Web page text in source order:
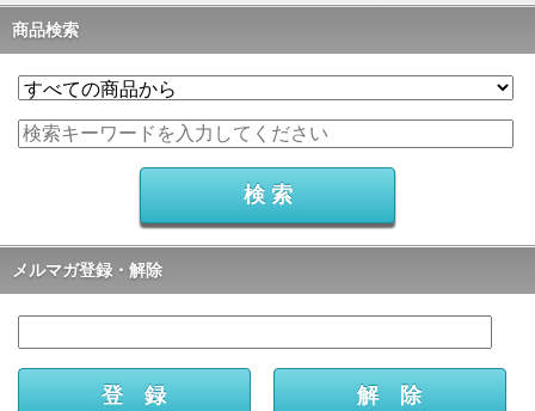
商品検索
メルマガ登録・解除